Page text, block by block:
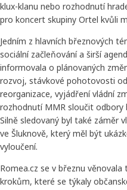
klux-klanu nebo rozhodnutí
pro koncert skupiny Ortel kvůli
Jedním z hlavních březnových
sociální začleňování a širší
informovala o plánovaných
rozvoj, stávkové pohotovosti
reorganizace, vyjádření vládní
rozhodnutí MMR sloučit odbory
Silně sledovaný byl také záměr
ve Šluknově, který měl být
vyloučení.
Romea.cz se v březnu
krokům, které se týkaly